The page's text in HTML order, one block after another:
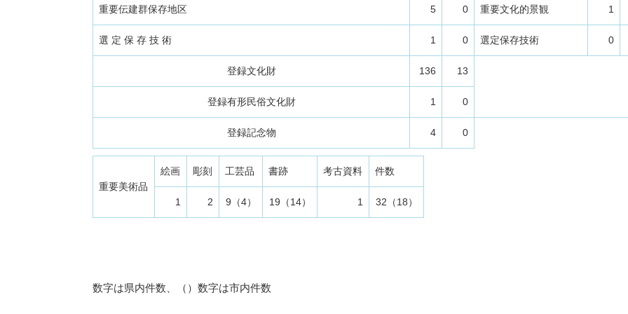
重要伝建群保存地区 5 0 重要文化的景観 1
選 定 保 存 技 術 1 0 選定保存技術 0
登録文化財 136 13
登録有形民俗文化財 1 0
登録記念物 4 0
重要美術品
絵画 彫刻 工芸品 書跡 考古資料 件数
1 2 9（4） 19（14） 1 32（18）
数字は県内件数、（）数字は市内件数